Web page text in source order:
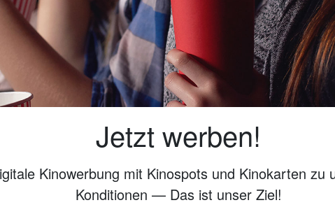
Jetzt werben!
Kinowerbung mit Kinospots und Kinokarten zu
Konditionen — Das ist unser Ziel!